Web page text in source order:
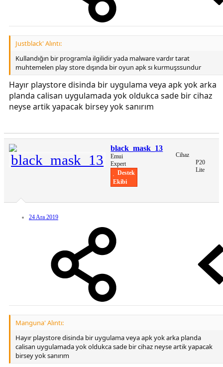
Justblack' Alıntı:
Kullandığın bir programla ilgilidir yada malware vardır tarat
muhtemelen play store dışında bir oyun apk sı kurmuşssundur
Hayır playstore disinda bir uygulama veya apk yok arka
planda calisan uygulamada yok oldukca sade bir cihaz
neyse artik yapacak birsey yok sanırım
black_mask_13
Emui
Expert
Destek
Ekibi
Cihaz
P20
Lite
24 Ara 2019
Manguna' Alıntı:
Hayır playstore disinda bir uygulama veya apk yok arka planda
calisan uygulamada yok oldukca sade bir cihaz neyse artik yapacak
birsey yok sanırım